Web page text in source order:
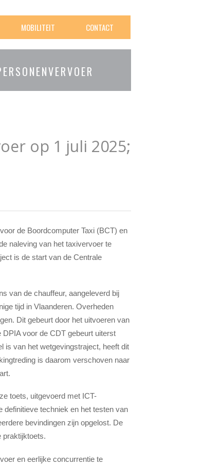
MOBILITEIT CONTACT
op 1 juli 2025;
de Boordcomputer Taxi (BCT) en
naleving van het taxivervoer te
is de start van de Centrale
van de chauffeur, aangeleverd bij
tijd in Vlaanderen. Overheden
Dit gebeurt door het uitvoeren van
voor de CDT gebeurt uiterst
is van het wetgevingstraject, heeft dit
is daarom verschoven naar
toets, uitgevoerd met ICT-
definitieve techniek en het testen van
bevindingen zijn opgelost. De
praktijktoets.
en eerlijke concurrentie te